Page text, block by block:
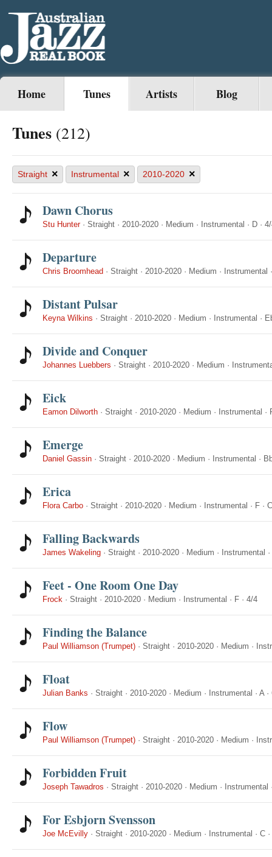
Home Tunes Artists Blog
Tunes (212)
Straight × Instrumental × 2010-2020 ×
Dawn Chorus
Stu Hunter· Straight · 2010-2020 · Medium · Instrumental · D ·
Departure
Chris Broomhead · Straight · 2010-2020 · Medium · Instrumental
Distant Pulsar
Keyna Wilkins · Straight · 2010-2020 · Medium · Instrumental ·
Divide and Conquer
Johannes Luebbers · Straight · 2010-2020 · Medium ·
Eick
Eamon Dilworth · Straight · 2010-2020 · Medium · Instrumental ·
Emerge
Daniel Gassin · Straight · 2010-2020 · Medium · Instrumental ·
Erica
Flora Carbo · Straight · 2010-2020 · Medium · Instrumental · F ·
Falling Backwards
James Wakeling · Straight · 2010-2020 · Medium · Instrumental ·
Feet - One Room One Day
Frock · Straight · 2010-2020 · Medium · Instrumental · F · 4/4
Finding the Balance
Paul Williamson (Trumpet) · Straight · 2010-2020 · Medium ·
Float
Julian Banks · Straight · 2010-2020 · Medium · Instrumental · A·
Flow
Paul Williamson (Trumpet) · Straight · 2010-2020 · Medium ·
Forbidden Fruit
Joseph Tawadros · Straight · 2010-2020 · Medium · Instrumental
For Esbjorn Svensson
Joe McEvilly · Straight · 2010-2020 · Medium · Instrumental · C ·